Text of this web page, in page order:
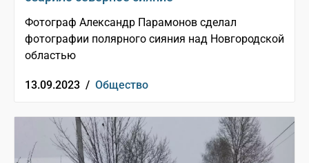
Фотограф Александр Парамонов сделал
фотографии полярного сияния над Новгородской
областью
13.09.2023 / Общество